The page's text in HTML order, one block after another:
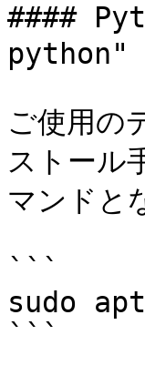
####
ご使用の
ストール
マンドと
```
sudo
```